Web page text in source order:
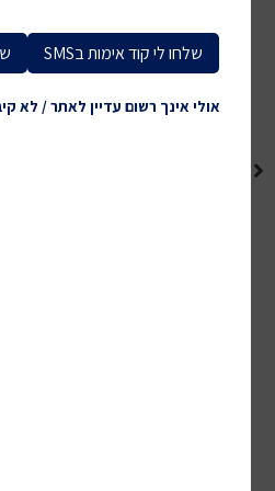
שלחו לי קוד אימות בSMS
אולי אינך רשום עדיין לאתר / לא